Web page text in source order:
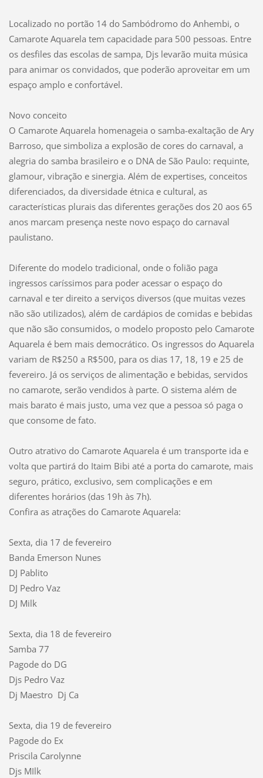
Localizado no portão 14 do Sambódromo do Anhembi, o
Camarote Aquarela tem capacidade para 500 pessoas. Entre
os desfiles das escolas de sampa, Djs levarão muita música
para animar os convidados, que poderão aproveitar em um
espaço amplo e confortável.
Novo conceito
O Camarote Aquarela homenageia o samba-exaltação de Ary
Barroso, que simboliza a explosão de cores do carnaval, a
alegria do samba brasileiro e o DNA de São Paulo: requinte,
glamour, vibração e sinergia. Além de expertises, conceitos
diferenciados, da diversidade étnica e cultural, as
características plurais das diferentes gerações dos 20 aos 65
anos marcam presença neste novo espaço do carnaval
paulistano.
Diferente do modelo tradicional, onde o folião paga
ingressos caríssimos para poder acessar o espaço do
carnaval e ter direito a serviços diversos (que muitas vezes
não são utilizados), além de cardápios de comidas e bebidas
que não são consumidos, o modelo proposto pelo Camarote
Aquarela é bem mais democrático. Os ingressos do Aquarela
variam de R$250 a R$500, para os dias 17, 18, 19 e 25 de
fevereiro. Já os serviços de alimentação e bebidas, servidos
no camarote, serão vendidos à parte. O sistema além de
mais barato é mais justo, uma vez que a pessoa só paga o
que consome de fato.
Outro atrativo do Camarote Aquarela é um transporte ida e
volta que partirá do Itaim Bibi até a porta do camarote, mais
seguro, prático, exclusivo, sem complicações e em
diferentes horários (das 19h às 7h).
Confira as atrações do Camarote Aquarela:
Sexta, dia 17 de fevereiro
Banda Emerson Nunes
DJ Pablito
DJ Pedro Vaz
DJ Milk
Sexta, dia 18 de fevereiro
Samba 77
Pagode do DG
Djs Pedro Vaz
Dj Maestro Dj Ca
Sexta, dia 19 de fevereiro
Pagode do Ex
Priscila Carolynne
Djs MIlk